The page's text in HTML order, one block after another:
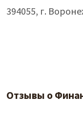
394055, г.
Отзывы о